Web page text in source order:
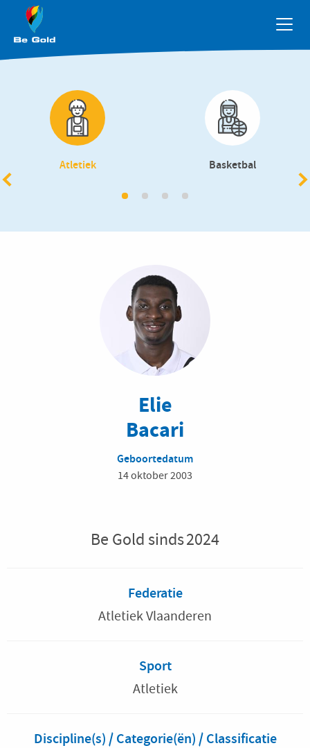
Overslaan en naar de inhoud gaan
Atletiek Basketbal
Elie
Bacari
Geboortedatum
14 oktober 2003
Be Gold sinds2024
Federatie
Atletiek Vlaanderen
Sport
Atletiek
Discipline(s) / Categorie(ën) / Classificatie